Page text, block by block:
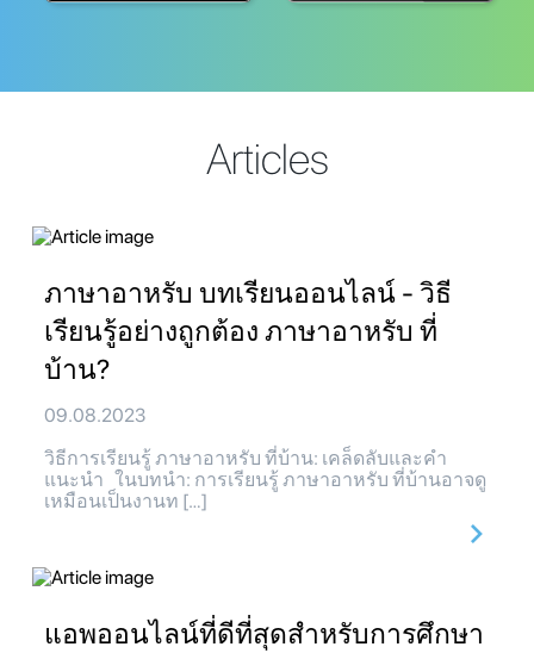
Articles
ภาษาอาหรับ บทเรียนออนไลน์ - วิธี
เรียนรู้อย่างถูกต้อง ภาษาอาหรับ ที่
บ้าน?
09.08.2023
วิธีการเรียนรู้ ภาษาอาหรับ ที่บ้าน: เคล็ดลับและคำ
แนะนำ ในบทนำ: การเรียนรู้ ภาษาอาหรับ ที่บ้านอาจดู
เหมือนเป็นงานท […]
แอพออนไลน์ที่ดีที่สุดสำหรับการศึกษา